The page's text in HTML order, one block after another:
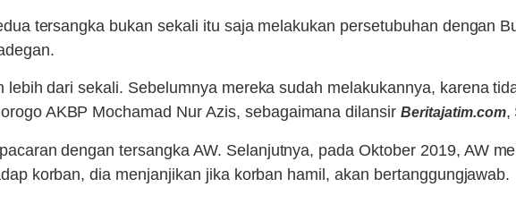
tersangka bukan sekali itu saja melakukan persetubuhan dengan
lebih dari sekali. Sebelumnya mereka sudah melakukannya, karena
AKBP Mochamad Nur Azis, sebagaimana dilansirBeritajatim.com,
dengan tersangka AW. Selanjutnya, pada Oktober 2019, AW
korban, dia menjanjikan jika korban hamil, akan bertanggungjawab.